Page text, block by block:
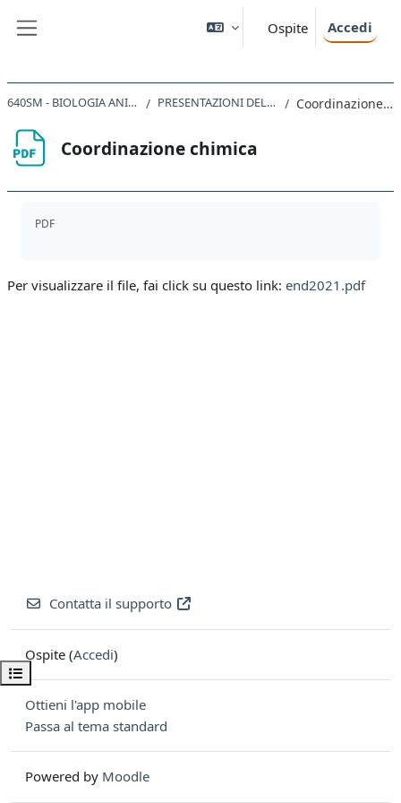
Ospite Accedi
Apri indice del corso
640SM - BIOLOGIA ANIMALE 2020 PRESENTAZIONI DELLE LEZIONI Coordinazione chimica
Coordinazione chimica
PDF
Per visualizzare il file, fai click su questo link: end2021.pdf
Contatta il supporto
Ospite (Accedi)
Ottieni l'app mobile
Passa al tema standard
Powered by Moodle